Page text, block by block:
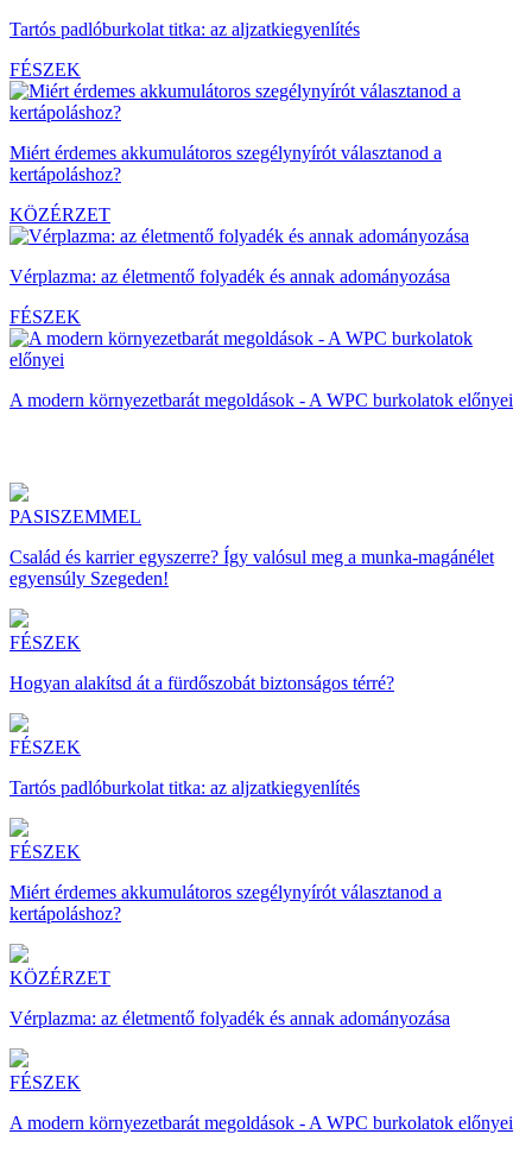
Tartós padlóburkolat titka: az aljzatkiegyenlítés
FÉSZEK
Miért érdemes akkumulátoros szegélynyírót választanod a
kertápoláshoz?
KÖZÉRZET
Vérplazma: az életmentő folyadék és annak adományozása
FÉSZEK
A modern környezetbarát megoldások - A WPC burkolatok előnyei
PASISZEMMEL
Család és karrier egyszerre? Így valósul meg a munka-magánélet
egyensúly Szegeden!
FÉSZEK
Hogyan alakítsd át a fürdőszobát biztonságos térré?
FÉSZEK
Tartós padlóburkolat titka: az aljzatkiegyenlítés
FÉSZEK
Miért érdemes akkumulátoros szegélynyírót választanod a
kertápoláshoz?
KÖZÉRZET
Vérplazma: az életmentő folyadék és annak adományozása
FÉSZEK
A modern környezetbarát megoldások - A WPC burkolatok előnyei